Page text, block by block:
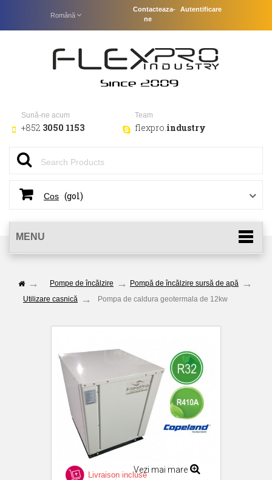
Autentificare
Română
Contacteaza-
ne
Sună-ne acum
+852 3050 1153
Team
flexpro.industry
Cos (gol)
MENU
Pompe de încălzire
Pompă de încălzire sursă de apă
Utilizare casnică
Pompa de caldura geotermala de 12kw
Vezi mai mare
Livraison incluse